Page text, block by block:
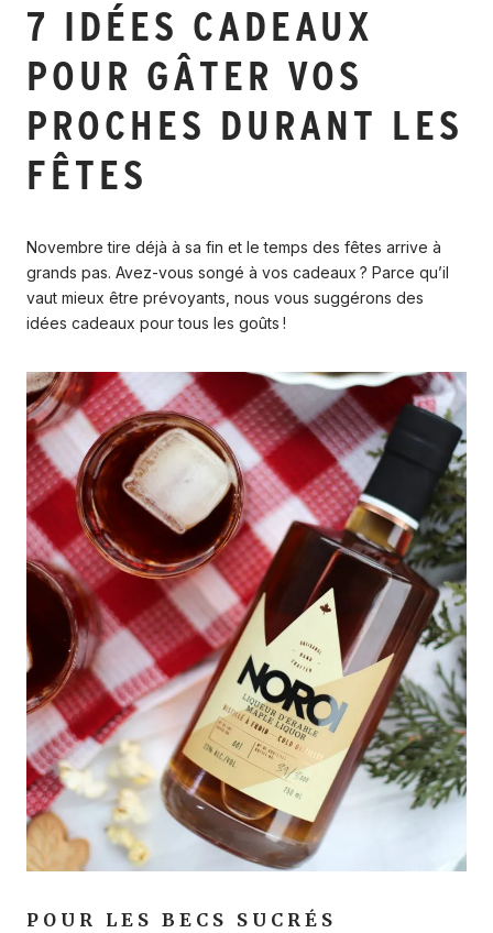
7 IDÉES CADEAUX
POUR GÂTER VOS
PROCHES DURANT LES
FÊTES
Novembre tire déjà à sa fin et le temps des fêtes arrive à
grands pas. Avez-vous songé à vos cadeaux ? Parce qu’il
vaut mieux être prévoyants, nous vous suggérons des
idées cadeaux pour tous les goûts !
POUR LES BECS SUCRÉS